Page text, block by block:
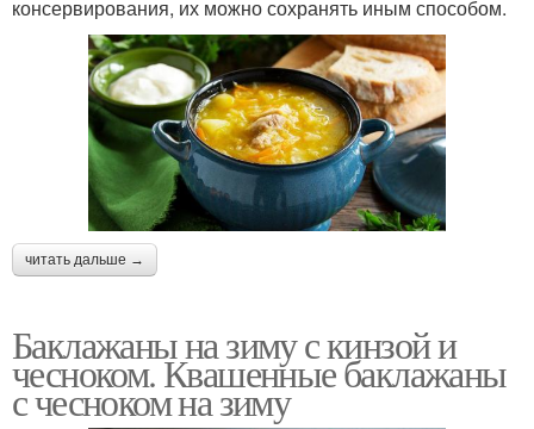
консервирования, их можно сохранять иным способом.
читать дальше →
Баклажаны на зиму с кинзой и
чесноком. Квашенные баклажаны
с чесноком на зиму